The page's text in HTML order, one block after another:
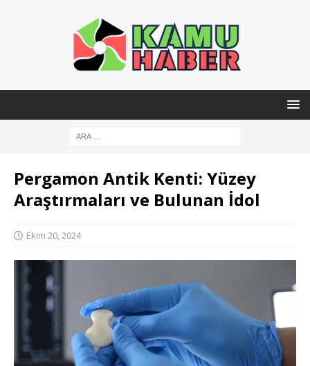
Pergamon Antik Kenti: Yüzey
Araştırmaları ve Bulunan İdol
Ekim 20, 2024